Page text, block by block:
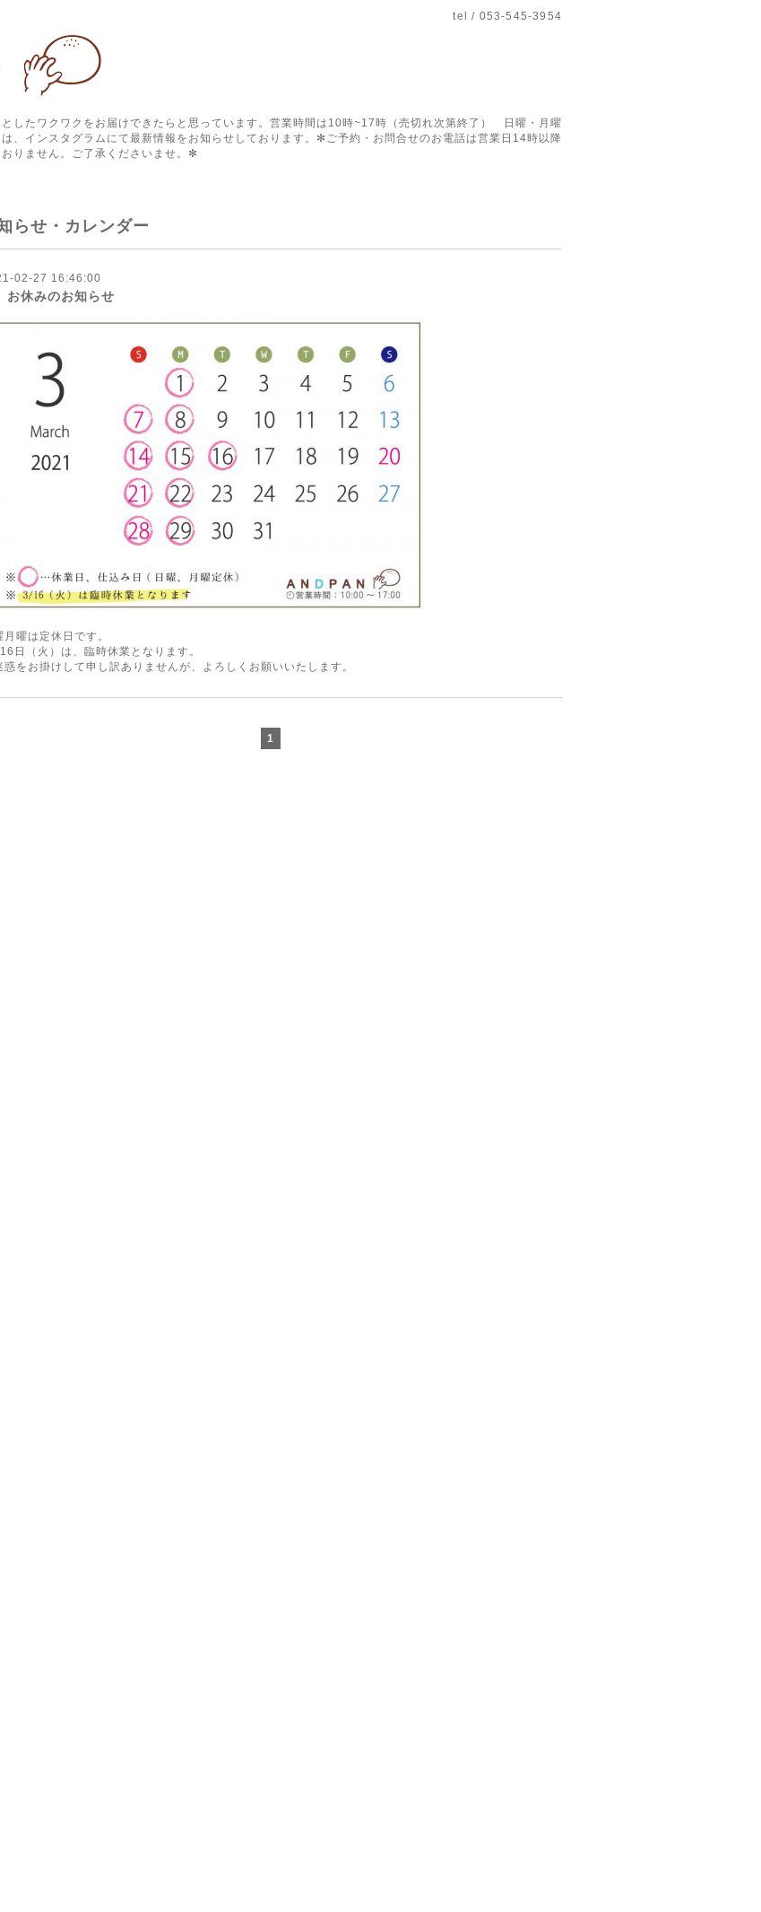
tel / 053-545-3954
したワクワクをお届けできたらと思っています。営業時間は10時~17時（売切れ次第終了） 日曜・月曜
、インスタグラムにて最新情報をお知らせしております。✻ご予約・お問合せのお電話は営業日14時以降
りません。ご了承くださいませ。✻
らせ・カレンダー
02-27 16:46:00
お休みのお知らせ
月曜は定休日です。
日（火）は、臨時休業となります。
惑をお掛けして申し訳ありませんが、よろしくお願いいたします。
1